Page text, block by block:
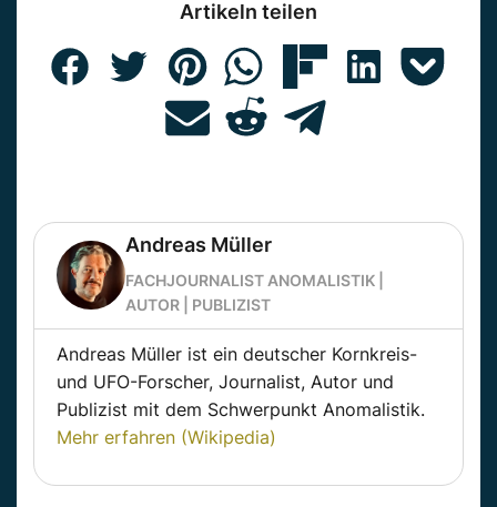
Artikeln teilen
Andreas Müller
FACHJOURNALIST ANOMALISTIK |
AUTOR | PUBLIZIST
Andreas Müller ist ein deutscher Kornkreis-
und UFO-Forscher, Journalist, Autor und
Publizist mit dem Schwerpunkt Anomalistik.
Mehr erfahren (Wikipedia)